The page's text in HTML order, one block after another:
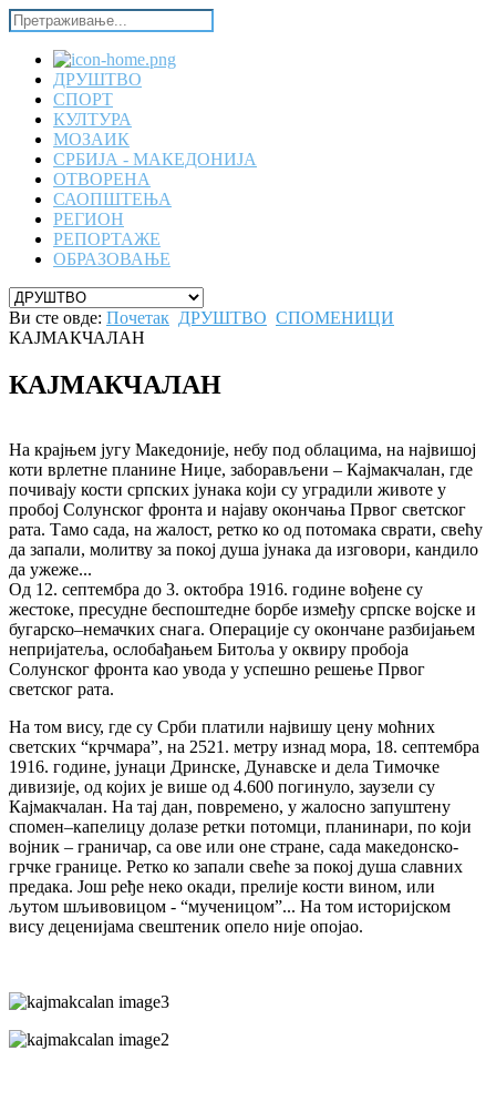
ДРУШТВО
СПОРТ
КУЛТУРА
МОЗАИК
СРБИЈА - МАКЕДОНИЈА
ОТВОРЕНА
САОПШТЕЊА
РЕГИОН
РЕПОРТАЖЕ
ОБРАЗОВАЊЕ
Ви сте овде: Почетак ДРУШТВО СПОМЕНИЦИ
КАЈМАКЧАЛАН
КАЈМАКЧАЛАН
На крајњем југу Македоније, небу под облацима, на највишој
коти врлетне планине Ниџе, заборављени – Кајмакчалан, где
почивају кости српских јунака који су уградили животе у
пробој Солунског фронта и најаву окончања Првог светског
рата. Тамо сада, на жалост, ретко ко од потомака сврати, свећу
да запали, молитву за покој душа јунака да изговори, кандило
да ужеже...
Од 12. септембра до 3. октобра 1916. године вођене су
жестоке, пресудне беспоштедне борбе између српске војске и
бугарско–немачких снага. Операције су окончане разбијањем
непријатеља, ослобађањем Битоља у оквиру пробоја
Солунског фронта као увода у успешно решење Првог
светског рата.
На том вису, где су Срби платили највишу цену моћних
светских “крчмара”, на 2521. метру изнад мора, 18. септембра
1916. године, јунаци Дринске, Дунавске и дела Тимочке
дивизије, од којих је више од 4.600 погинуло, заузели су
Кајмакчалан. На тај дан, повремено, у жалосно запуштену
спомен–капелицу долазе ретки потомци, планинари, по који
војник – граничар, са ове или оне стране, сада македонско-
грчке границе. Ретко ко запали свеће за покој душа славних
предака. Још ређе неко окади, прелије кости вином, или
љутом шљивовицом - “мученицом”... На том историјском
вису деценијама свештеник опело није опојао.